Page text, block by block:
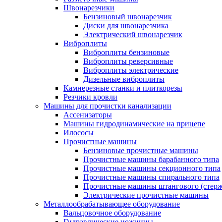
Швонарезчики
Бензиновый швонарезчик
Диски для швонарезчика
Электрический швонарезчик
Виброплиты
Виброплиты бензиновые
Виброплиты реверсивные
Виброплиты электрические
Дизельные виброплиты
Камнерезные станки и плиткорезы
Резчики кровли
Машины для прочистки канализации
Ассенизаторы
Машины гидродинамические на прицепе
Илососы
Прочистные машины
Бензиновые прочистные машины
Прочистные машины барабанного типа
Прочистные машины секционного типа
Прочистные машины спирального типа
Прочистные машины штангового
Электрические прочистные машины
Металлообрабатывающее оборудование
Вальцовочное оборудование